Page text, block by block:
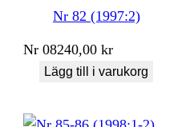
Nr 82 (1997:2)
Nr 08240,00kr
Lägg till i varukorg